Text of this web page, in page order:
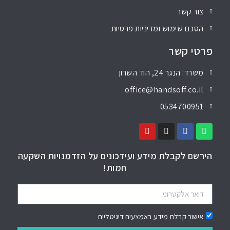
צור קשר
הסכם שימוש ומדיניות פרטיות
פרטי קשר
משרד: הנגר 24, הוד השרון
office@handsoff.co.il
0534700951
הירשם לקבלת מידע ועידכונים על הזדמנויות השקעה
חמות!
אישור קבלת מידע באמצעים דיגיטליים